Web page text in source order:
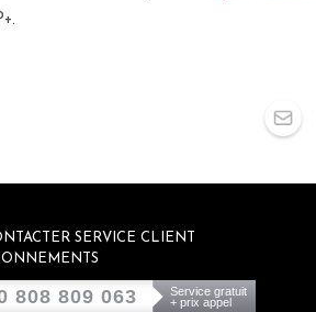
SERVICE CLIENT
808 809 063
Service gratuit
+ prix appel